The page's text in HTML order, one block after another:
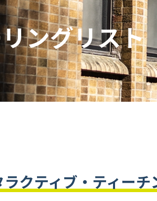
ングリスト
ラクティブ・ティー